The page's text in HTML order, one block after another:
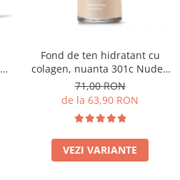
Fond de ten hidratant cu
colagen, nuanta 301c Nude -
30ml
71,00 RON
de la 63,90 RON
VEZI VARIANTE